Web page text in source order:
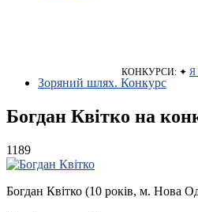
КОНКУРСИ: ✦ Я
Зоряний шлях. Конкурс
Богдан Квітко на
1189
Богдан Квітко (10 років, м. Нова